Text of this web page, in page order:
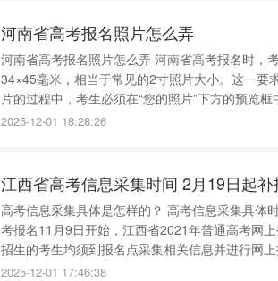
河南省高考报名照片怎么弄
河南省高考报名照片怎么弄 河南省高考报名时，
34×45毫米，相当于常见的2寸照片大小。这一要求确
片的过程中，考生必须在“您的照片”下方的预览
实反映本人特征。照片必须清晰，生活照、用摄
2025-12-01 18:28:26
江西省高考信息采集时间 2月19日起
高考信息采集具体是怎样的？ 高考信息采集具体时间如下： 各地区报名时间不同，如山东2023高
考报名11月9日开始，江西省2021年普通高考网
招生的考生均须到报名点采集相关信息并进行网上报名。 根据相关规定，以下情况者
1、具有高等学历教育资格的高校在籍生或已被高校录取并
2025-12-01 17:46:38